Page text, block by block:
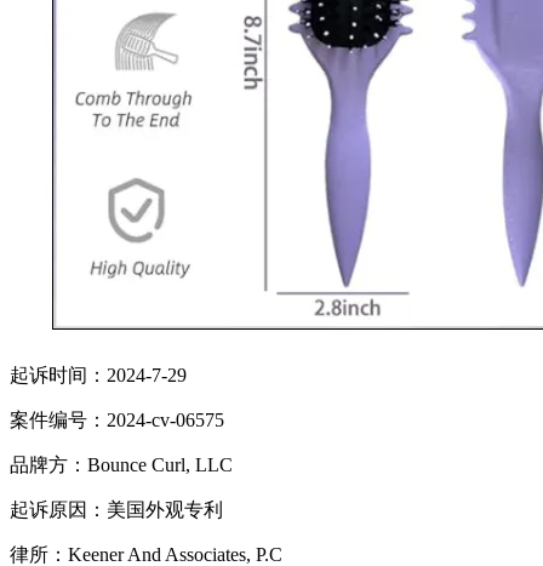
起诉时间：2024-7-29
案件编号：2024-cv-06575
品牌方：Bounce Curl, LLC
起诉原因：美国外观专利
律所：Keener And Associates, P.C